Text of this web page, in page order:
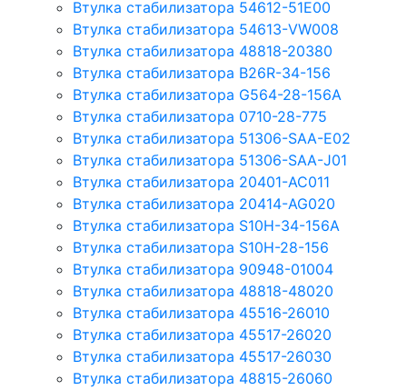
Втулка стабилизатора 54612-51E00
Втулка стабилизатора 54613-VW008
Втулка стабилизатора 48818-20380
Втулка стабилизатора B26R-34-156
Втулка стабилизатора G564-28-156A
Втулка стабилизатора 0710-28-775
Втулка стабилизатора 51306-SAA-E02
Втулка стабилизатора 51306-SAA-J01
Втулка стабилизатора 20401-AC011
Втулка стабилизатора 20414-AG020
Втулка стабилизатора S10H-34-156A
Втулка стабилизатора S10H-28-156
Втулка стабилизатора 90948-01004
Втулка стабилизатора 48818-48020
Втулка стабилизатора 45516-26010
Втулка стабилизатора 45517-26020
Втулка стабилизатора 45517-26030
Втулка стабилизатора 48815-26060